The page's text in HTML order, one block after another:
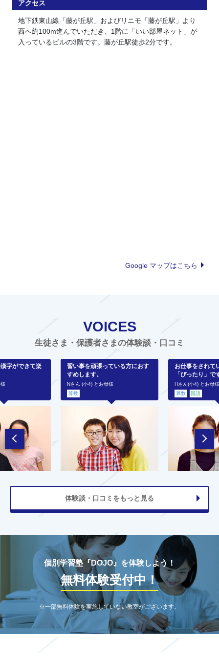
アクセス
地下鉄東山線「藤が丘駅」およびリニモ「藤が丘駅」より
西へ約100m進んでいただき、1階に「いい部屋ネット」が
入っているビルの3階です。藤が丘駅徒歩2分です。
Google マップはこちら
VOICES
生徒さま・保護者さまの体験談・口コミ
字ができて楽
習い事を頑張っている方におす
すめします。
Nさん (小4) とお母様
算数
お仕事をされて
「ぴったり」で
Hさん(小4) とお母
算数
国語
体験談・口コミをもっと見る
個別学習塾『DOJO』を体験しよう！
無料体験受付中！
※一部無料体験を実施していない教室がございます。